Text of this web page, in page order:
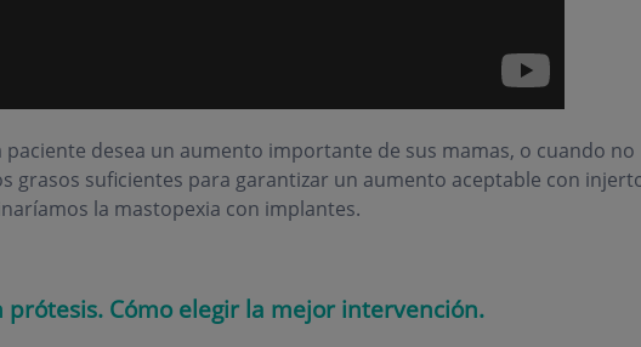
desea un aumento importante de sus mamas, o cuando no
grasos suficientes para garantizar un aumento aceptable con
la mastopexia con implantes.
prótesis. Cómo elegir la mejor intervención.